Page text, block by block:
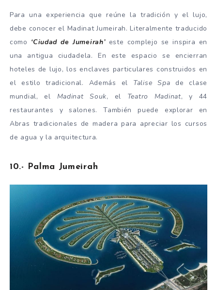
Para una experiencia que reúne la tradición y el lujo,
debe conocer el Madinat Jumeirah. Literalmente traducido
como ‘Ciudad de Jumeirah’este complejo se inspira en
una antigua ciudadela. En este espacio se encierran
hoteles de lujo, los enclaves particulares construidos en
el estilo tradicional. Además el Talise Spa de clase
mundial, el Madinat Souk, el Teatro Madinat, y 44
restaurantes y salones. También puede explorar en
Abras tradicionales de madera para apreciar los cursos
de agua y la arquitectura.
10.- Palma Jumeirah